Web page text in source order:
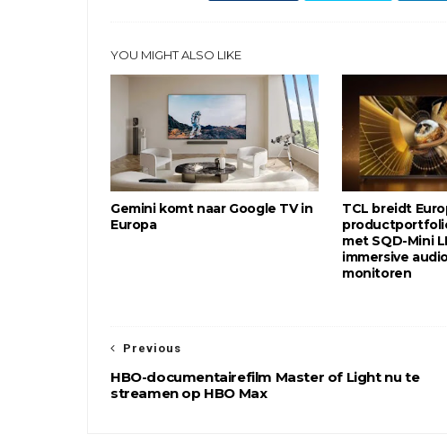
YOU MIGHT ALSO LIKE
Gemini komt naar Google TV in
Europa
TCL breidt
met SQD-Mini
immersive
monitoren
Previous
HBO-documentairefilm Master of Light nu te
streamen op HBO Max